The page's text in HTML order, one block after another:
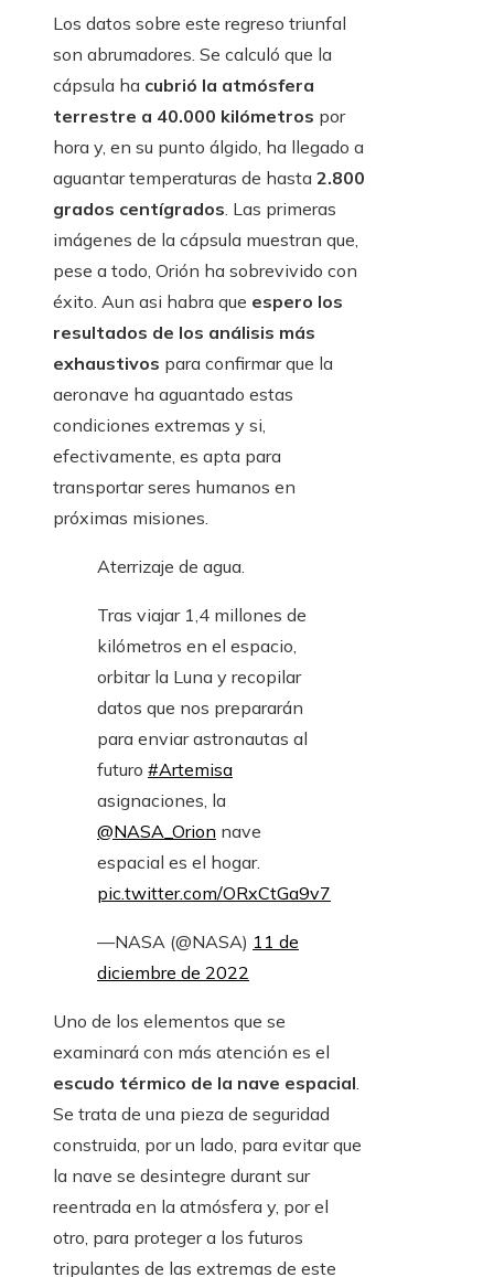
Los datos sobre este regreso triunfal
son abrumadores. Se calculó que la
cápsula ha cubrió la atmósfera
terrestre a 40.000 kilómetros por
hora y, en su punto álgido, ha llegado a
aguantar temperaturas de hasta 2.800
grados centígrados. Las primeras
imágenes de la cápsula muestran que,
pese a todo, Orión ha sobrevivido con
éxito. Aun asi habra que espero los
resultados de los análisis más
exhaustivos para confirmar que la
aeronave ha aguantado estas
condiciones extremas y si,
efectivamente, es apta para
transportar seres humanos en
próximas misiones.
Aterrizaje de agua.
Tras viajar 1,4 millones de
kilómetros en el espacio,
orbitar la Luna y recopilar
datos que nos prepararán
para enviar astronautas al
futuro #Artemisa
asignaciones, la
@NASA_Orion nave
espacial es el hogar.
pic.twitter.com/ORxCtGa9v7
—NASA (@NASA) 11 de
diciembre de 2022
Uno de los elementos que se
examinará con más atención es el
escudo térmico de la nave espacial.
Se trata de una pieza de seguridad
construida, por un lado, para evitar que
la nave se desintegre durant sur
reentrada en la atmósfera y, por el
otro, para proteger a los futuros
tripulantes de las extremas de este